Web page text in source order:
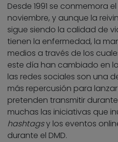
Desde 1991 se conmemora
noviembre, y aunque la
sigue siendo la calidad de
tienen la enfermedad, la
medios a través de los
este día han cambiado en
las redes sociales son una
más repercusión para
pretenden transmitir
muchas las iniciativas que
hashtagsy los eventos
durante el DMD.